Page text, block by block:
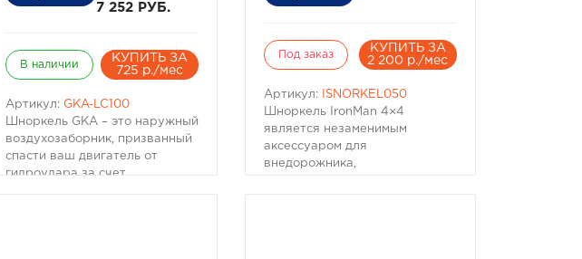
7 252 РУБ.
В наличии
КУПИТЬ ЗА
725 р./мес
Артикул: GKA-LC100
Шноркель GKA – это наружный
воздухозаборник, призванный
спасти ваш двигатель от
гидроудара за счет
Под заказ
КУПИТЬ ЗА
2 200 р./мес
Артикул:
ISNORKEL050
Шноркель IronМan 4×4
является незаменимым
аксессуаром для
внедорожника,